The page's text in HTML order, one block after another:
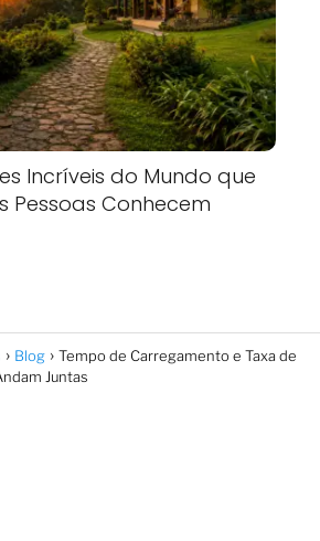
Incríveis do Mundo que
Pessoas Conhecem
Blog
Tempo de Carregamento e Taxa de
Juntas